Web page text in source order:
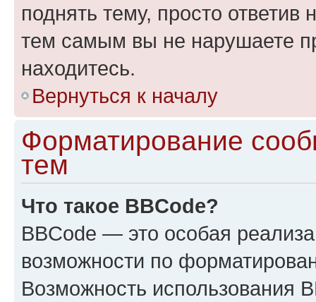
поднять тему, просто ответив
тем самым вы не нарушаете
находитесь.
Вернуться к началу
Форматирование
тем
Что такое BBCode?
BBCode — это особая
возможности по
Возможность использования